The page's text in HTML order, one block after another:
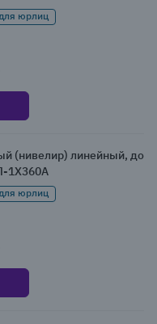
юрлиц
(нивелир) линейный, до
1Х360А
юрлиц